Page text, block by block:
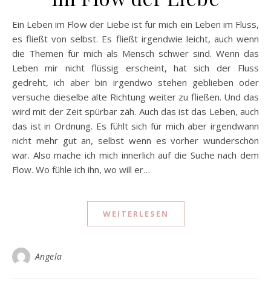
Ein Leben im Flow der Liebe ist für mich ein Leben im Fluss,
es fließt von selbst. Es fließt irgendwie leicht, auch wenn
die Themen für mich als Mensch schwer sind. Wenn das
Leben mir nicht flüssig erscheint, hat sich der Fluss
gedreht, ich aber bin irgendwo stehen geblieben oder
versuche dieselbe alte Richtung weiter zu fließen. Und das
wird mit der Zeit spürbar zäh. Auch das ist das Leben, auch
das ist in Ordnung. Es fühlt sich für mich aber irgendwann
nicht mehr gut an, selbst wenn es vorher wunderschön
war. Also mache ich mich innerlich auf die Suche nach dem
Flow. Wo fühle ich ihn, wo will er…
WEITERLESEN
Angela